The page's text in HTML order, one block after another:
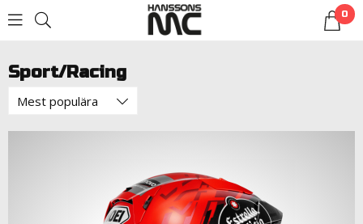
0
LOGGA IN
Sport/Racing
Mest populära